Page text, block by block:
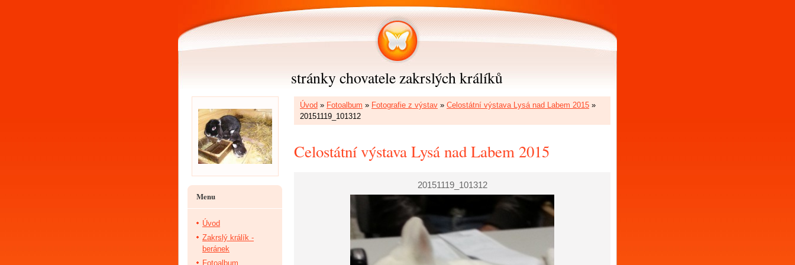
stránky chovatele zakrslých králíků
Úvod » Fotoalbum » Fotografie z výstav » Celostátní výstava Lysá nad Labem 2015 »
20151119_101312
Celostátní výstava Lysá nad Labem 2015
20151119_101312
Menu
Úvod
Zakrslý králík -
beránek
Fotoalbum